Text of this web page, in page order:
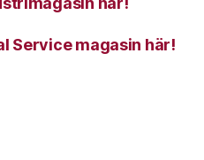
Service magasin här!